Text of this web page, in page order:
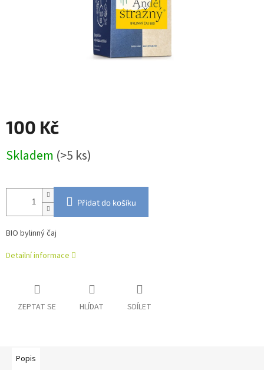
100 Kč
cena:
Skladem (>5 ks)
Přidat do košíku
BIO bylinný čaj
Detailní informace
ZEPTAT SE HLÍDAT SDÍLET
Popis